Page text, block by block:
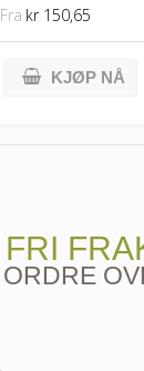
Fra kr 150,65
KJØP NÅ
FRI
ORDRE